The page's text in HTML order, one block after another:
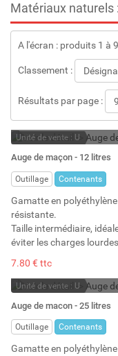
Matériaux naturels
A l'écran : produits 1 à
Classement :
Résultats par page : 9
Unité de vente : U
En stock
Stock : 8
Auge de maçon - 12 litres
Outillage Contenants
Gamatte en
résistante.
Taille intermédiaire,
éviter les charges
7.80 € ttc
Unité de vente : U
En stock
Stock : 7
Auge de macon - 25 litres
Outillage Contenants
Gamatte en